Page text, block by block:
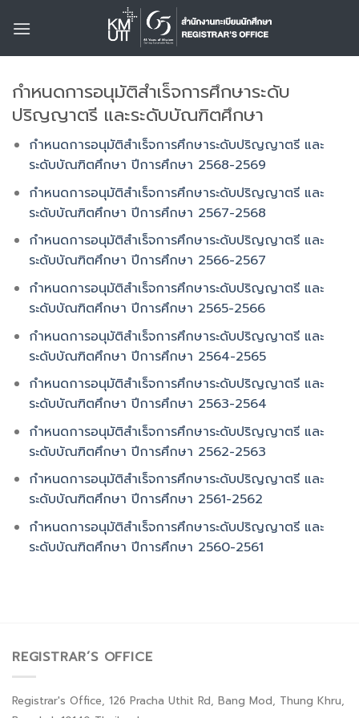
กำหนดการอนุมัติสำเร็จการศึกษาระดับ
ปริญญาตรี และระดับบัณฑิตศึกษา
กำหนดการอนุมัติสำเร็จการศึกษาระดับปริญญาตรี และ
ระดับบัณฑิตศึกษา ปีการศึกษา 2568-2569
กำหนดการอนุมัติสำเร็จการศึกษาระดับปริญญาตรี และ
ระดับบัณฑิตศึกษา ปีการศึกษา 2567-2568
กำหนดการอนุมัติสำเร็จการศึกษาระดับปริญญาตรี และ
ระดับบัณฑิตศึกษา ปีการศึกษา 2566-2567
กำหนดการอนุมัติสำเร็จการศึกษาระดับปริญญาตรี และ
ระดับบัณฑิตศึกษา ปีการศึกษา 2565-2566
กำหนดการอนุมัติสำเร็จการศึกษาระดับปริญญาตรี และ
ระดับบัณฑิตศึกษา ปีการศึกษา 2564-2565
กำหนดการอนุมัติสำเร็จการศึกษาระดับปริญญาตรี และ
ระดับบัณฑิตศึกษา ปีการศึกษา 2563-2564
กำหนดการอนุมัติสำเร็จการศึกษาระดับปริญญาตรี และ
ระดับบัณฑิตศึกษา ปีการศึกษา 2562-2563
กำหนดการอนุมัติสำเร็จการศึกษาระดับปริญญาตรี และ
ระดับบัณฑิตศึกษา ปีการศึกษา 2561-2562
กำหนดการอนุมัติสำเร็จการศึกษาระดับปริญญาตรี และ
ระดับบัณฑิตศึกษา ปีการศึกษา 2560-2561
REGISTRAR’S OFFICE
Registrar's Office, 126 Pracha Uthit Rd, Bang Mod, Thung Khru,